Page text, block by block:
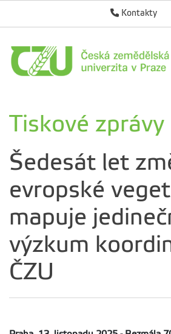
Kontakty
Tiskové zprávy
Šedesát let
evropské
mapuje
výzkum
ČZU